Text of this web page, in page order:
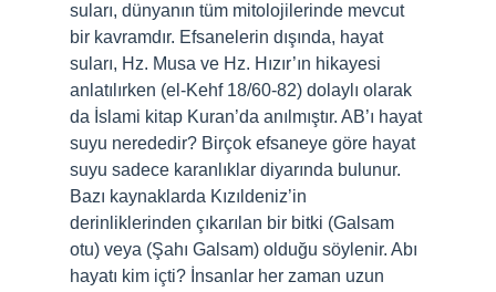
suları, dünyanın tüm mitolojilerinde mevcut
bir kavramdır. Efsanelerin dışında, hayat
suları, Hz. Musa ve Hz. Hızır’ın hikayesi
anlatılırken (el-Kehf 18/60-82) dolaylı olarak
da İslami kitap Kuran’da anılmıştır. AB’ı hayat
suyu nerededir? Birçok efsaneye göre hayat
suyu sadece karanlıklar diyarında bulunur.
Bazı kaynaklarda Kızıldeniz’in
derinliklerinden çıkarılan bir bitki (Galsam
otu) veya (Şahı Galsam) olduğu söylenir. Abı
hayatı kim içti? İnsanlar her zaman uzun